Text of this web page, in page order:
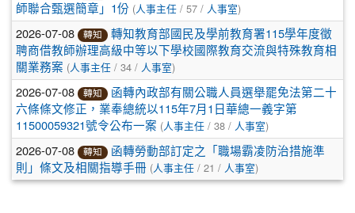
師聯合甄選簡章」1份 (人事主任 / 57 / 人事室)
2026-07-08 轉知
轉知教育部國民及學前教育署115學年度徵
聘商借教師辦理高級中等以下學校國際教育交流與特殊教育相
關業務案 (人事主任 / 34 / 人事室)
2026-07-08 轉知
函轉內政部有關公職人員選舉罷免法第二十
六條條文修正，業奉總統以115年7月1日華總一義字第
11500059321號令公布一案 (人事主任 / 38 / 人事室)
2026-07-08 轉知
函轉勞動部訂定之「職場霸凌防治措施準
則」條文及相關指導手冊 (人事主任 / 21 / 人事室)